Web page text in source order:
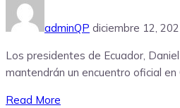
adminQP diciembre 12,
Los presidentes de Ecuador,
mantendrán un encuentro oficial
Read More